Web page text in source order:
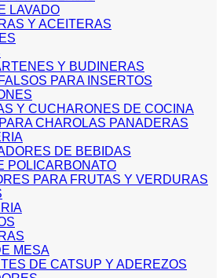
LAVADO
Y ACEITERAS
Y BUDINERAS
PARA INSERTOS
Y CUCHARONES DE COCINA
CHAROLAS PANADERAS
DE BEBIDAS
POLICARBONATO
PARA FRUTAS Y VERDURAS
MESA
DE CATSUP Y ADEREZOS